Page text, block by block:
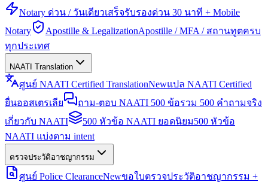
Notary ด่วน / วันเดียวเสร็จรับรองด่วน 30 นาที + Mobile
Notary
Apostille & LegalizationApostille / MFA / สถานทูตครบ
ทุกประเทศ
NAATI Translation
ศูนย์ NAATI Certified TranslationNewแปล NAATI Certified
ยื่นออสเตรเลีย
ถาม-ตอบ NAATI 500 ข้อรวม 500 คำถามจริง
เกี่ยวกับ NAATI
500 หัวข้อ NAATI ยอดนิยม500 หัวข้อ
NAATI แบ่งตาม intent
ตรวจประวัติอาชญากรรม
ศูนย์ Police ClearanceNewขอใบตรวจประวัติอาชญากรรม +